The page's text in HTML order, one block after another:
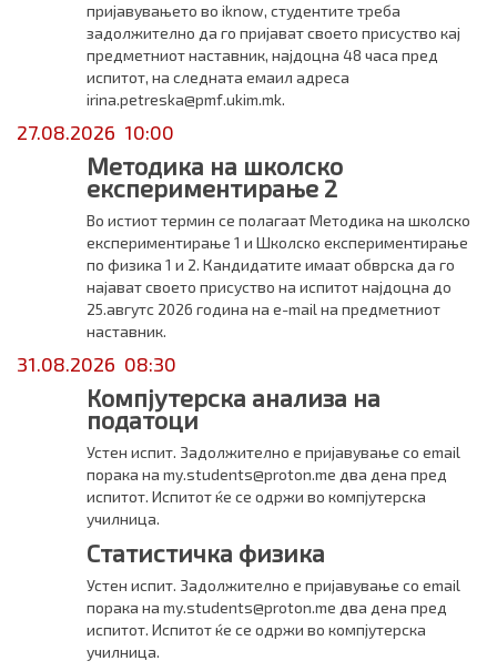
пријавувањето во iknow, студентите треба
задолжително да го пријават своето присуство кај
предметниот наставник, најдоцна 48 часа пред
испитот, на следната емаил адреса
irina.petreska@pmf.ukim.mk.
27.08.2026 10:00
Методика на школско
експериментирање 2
Во истиот термин се полагаат Методика на школско
експериментирање 1 и Школско експериментирање
по физика 1 и 2. Кандидатите имаат обврска да го
најават своето присуство на испитот најдоцна до
25.авгутс 2026 година на e-mail на предметниот
наставник.
31.08.2026 08:30
Компјутерска анализа на
податоци
Устен испит. Задолжително е пријавување со email
порака на my.students@proton.me два дена пред
испитот. Испитот ќе се одржи во компјутерска
училница.
Статистичка физика
Устен испит. Задолжително е пријавување со email
порака на my.students@proton.me два дена пред
испитот. Испитот ќе се одржи во компјутерска
училница.